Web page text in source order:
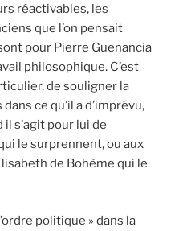
réactivables, les
que l’on pensait
pour Pierre Guenancia
philosophique. C’est
de souligner la
ce qu’il a d’imprévu,
il s’agit pour lui de
le surprennent, ou aux
de Bohème qui le
politique » dans la